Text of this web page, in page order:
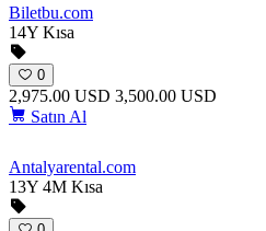
Biletbu.com
14Y Kısa
0
2,975.00 USD 3,500.00 USD
Satın Al
Antalyarental.com
13Y 4M Kısa